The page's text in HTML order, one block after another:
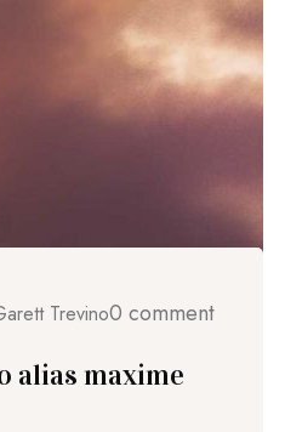
Trevino0 comment
alias maxime